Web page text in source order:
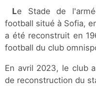
Le Stade de l'armée bulgare est un stade de
football situé à Sofia,
a été reconstruit en
football du club
En avril 2023, le club
de reconstruction du